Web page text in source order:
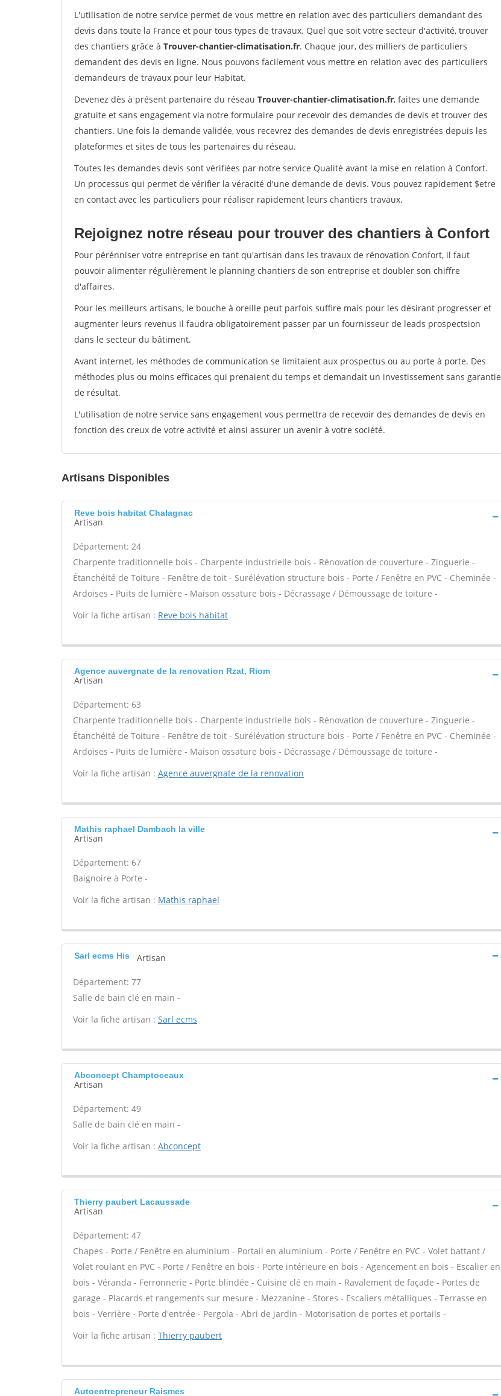
L'utilisation de notre service permet de vous mettre en relation avec des particuliers demandant des
devis dans toute la France et pour tous types de travaux. Quel que soit votre secteur d'activité, trouver
des chantiers grâce à Trouver-chantier-climatisation.fr. Chaque jour, des milliers de particuliers
demandent des devis en ligne. Nous pouvons facilement vous mettre en relation avec des particuliers
demandeurs de travaux pour leur Habitat.
Devenez dès à présent partenaire du réseau Trouver-chantier-climatisation.fr, faites une demande
gratuite et sans engagement via notre formulaire pour recevoir des demandes de devis et trouver des
chantiers. Une fois la demande validée, vous recevrez des demandes de devis enregistrées depuis les
plateformes et sites de tous les partenaires du réseau.
Toutes les demandes devis sont vérifiées par notre service Qualité avant la mise en relation à Confort.
Un processus qui permet de vérifier la véracité d'une demande de devis. Vous pouvez rapidement $etre
en contact avec les particuliers pour réaliser rapidement leurs chantiers travaux.
Rejoignez notre réseau pour trouver des chantiers à Confort
Pour pérénniser votre entreprise en tant qu'artisan dans les travaux de rénovation Confort, il faut
pouvoir alimenter régulièrement le planning chantiers de son entreprise et doubler son chiffre
d'affaires.
Pour les meilleurs artisans, le bouche à oreille peut parfois suffire mais pour les désirant progresser et
augmenter leurs revenus il faudra obligatoirement passer par un fournisseur de leads prospectsion
dans le secteur du bâtiment.
Avant internet, les méthodes de communication se limitaient aux prospectus ou au porte à porte. Des
méthodes plus ou moins efficaces qui prenaient du temps et demandait un investissement sans garantie
de résultat.
L'utilisation de notre service sans engagement vous permettra de recevoir des demandes de devis en
fonction des creux de votre activité et ainsi assurer un avenir à votre société.
Artisans Disponibles
Reve bois habitat Chalagnac
Artisan
Département: 24
Charpente traditionnelle bois - Charpente industrielle bois - Rénovation de couverture - Zinguerie -
Étanchéité de Toiture - Fenêtre de toit - Surélévation structure bois - Porte / Fenêtre en PVC - Cheminée -
Ardoises - Puits de lumière - Maison ossature bois - Décrassage / Démoussage de toiture -
Voir la fiche artisan : Reve bois habitat
Agence auvergnate de la renovation Rzat, Riom
Artisan
Département: 63
Charpente traditionnelle bois - Charpente industrielle bois - Rénovation de couverture - Zinguerie -
Étanchéité de Toiture - Fenêtre de toit - Surélévation structure bois - Porte / Fenêtre en PVC - Cheminée -
Ardoises - Puits de lumière - Maison ossature bois - Décrassage / Démoussage de toiture -
Voir la fiche artisan : Agence auvergnate de la renovation
Mathis raphael Dambach la ville
Artisan
Département: 67
Baignoire à Porte -
Voir la fiche artisan : Mathis raphael
Sarl ecms His Artisan
Département: 77
Salle de bain clé en main -
Voir la fiche artisan : Sarl ecms
Abconcept Champtoceaux
Artisan
Département: 49
Salle de bain clé en main -
Voir la fiche artisan : Abconcept
Thierry paubert Lacaussade
Artisan
Département: 47
Chapes - Porte / Fenêtre en aluminium - Portail en aluminium - Porte / Fenêtre en PVC - Volet battant /
Volet roulant en PVC - Porte / Fenêtre en bois - Porte intérieure en bois - Agencement en bois - Escalier en
bois - Véranda - Ferronnerie - Porte blindée - Cuisine clé en main - Ravalement de façade - Portes de
garage - Placards et rangements sur mesure - Mezzanine - Stores - Escaliers métalliques - Terrasse en
bois - Verrière - Porte d'entrée - Pergola - Abri de jardin - Motorisation de portes et portails -
Voir la fiche artisan : Thierry paubert
Autoentrepreneur Raismes